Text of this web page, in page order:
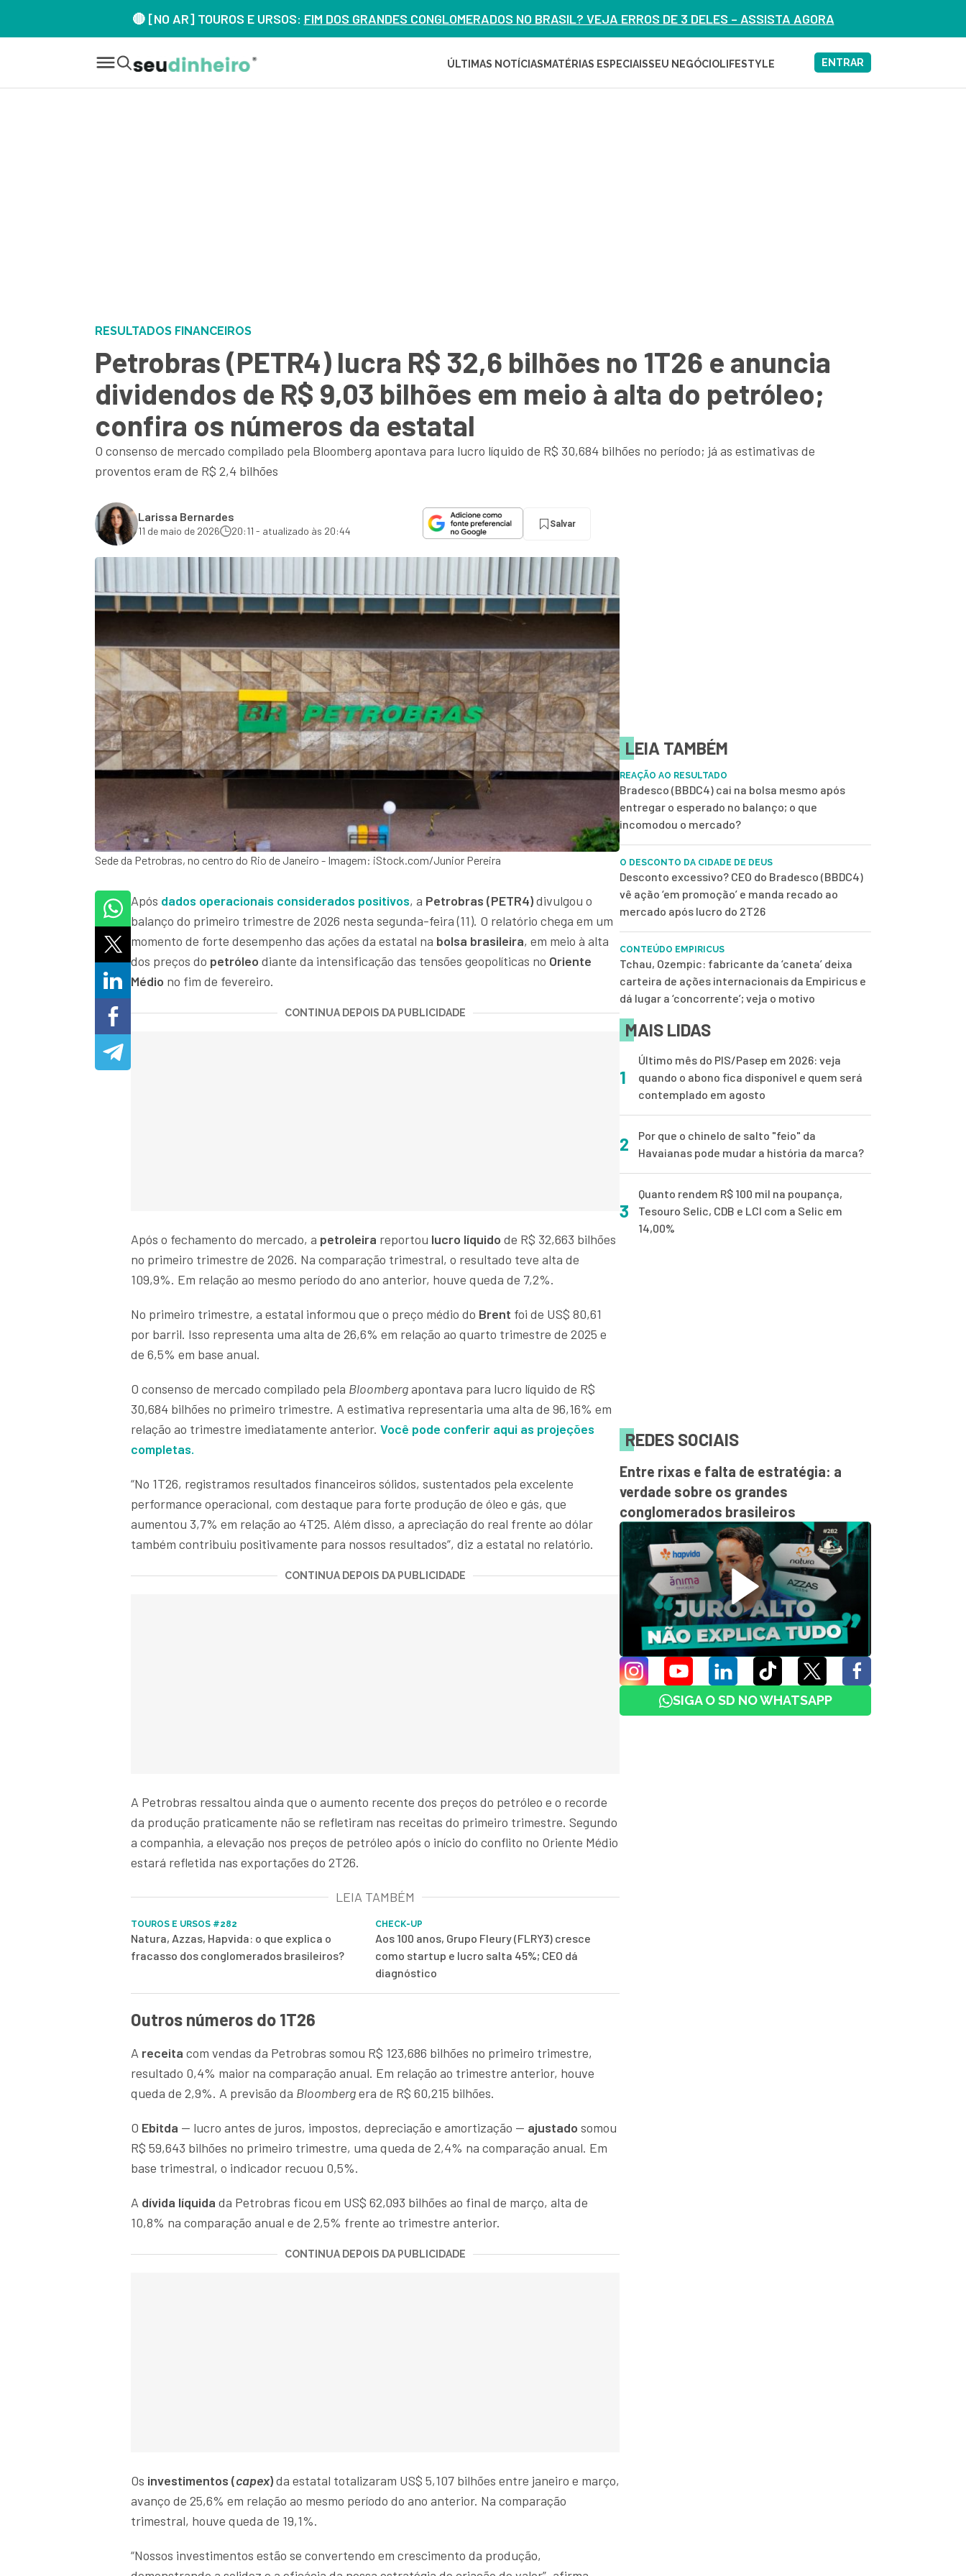
🔴 [NO AR] TOUROS E URSOS: FIM DOS GRANDES CONGLOMERADOS NO BRASIL? VEJA ERROS DE 3 DELES – ASSISTA AGORA
ÚLTIMAS NOTÍCIAS MATÉRIAS ESPECIAISSEU NEGÓCIOLIFESTYLE ENTRAR
RESULTADOS FINANCEIROS
Petrobras (PETR4) lucra R$ 32,6 bilhões no 1T26 e anuncia
dividendos de R$ 9,03 bilhões em meio à alta do petróleo;
confira os números da estatal
O consenso de mercado compilado pela Bloomberg apontava para lucro líquido de R$ 30,684 bilhões no período; já as estimativas de
proventos eram de R$ 2,4 bilhões
Larissa Bernardes
11 de maio de 2026 20:11 - atualizado às 20:44
Salvar
Sede da Petrobras, no centro do Rio de Janeiro - Imagem: iStock.com/Junior Pereira
Após dados operacionais considerados positivos, a Petrobras (PETR4)divulgou o
balanço do primeiro trimestre de 2026 nesta segunda-feira (11). O relatório chega em um
momento de forte desempenho das ações da estatal na bolsa brasileira, em meio à alta
dos preços do petróleo diante da intensificação das tensões geopolíticas no Oriente
Médio no fim de fevereiro.
CONTINUA DEPOIS DA PUBLICIDADE
Após o fechamento do mercado, a petroleira reportou lucro líquido de R$ 32,663 bilhões
no primeiro trimestre de 2026. Na comparação trimestral, o resultado teve alta de
109,9%. Em relação ao mesmo período do ano anterior, houve queda de 7,2%.
No primeiro trimestre, a estatal informou que o preço médio do Brent foi de US$ 80,61
por barril. Isso representa uma alta de 26,6% em relação ao quarto trimestre de 2025 e
de 6,5% em base anual.
O consenso de mercado compilado pela Bloombergapontava para lucro líquido de R$
30,684 bilhões no primeiro trimestre. A estimativa representaria uma alta de 96,16% em
relação ao trimestre imediatamente anterior. Você pode conferir aqui as projeções
completas.
“No 1T26, registramos resultados financeiros sólidos, sustentados pela excelente
performance operacional, com destaque para forte produção de óleo e gás, que
aumentou 3,7% em relação ao 4T25. Além disso, a apreciação do real frente ao dólar
também contribuiu positivamente para nossos resultados”, diz a estatal no relatório.
CONTINUA DEPOIS DA PUBLICIDADE
A Petrobras ressaltou ainda que o aumento recente dos preços do petróleo e o recorde
da produção praticamente não se refletiram nas receitas do primeiro trimestre. Segundo
a companhia, a elevação nos preços de petróleo após o início do conflito no Oriente Médio
estará refletida nas exportações do 2T26.
LEIA TAMBÉM
TOUROS E URSOS #282
Natura, Azzas, Hapvida: o que explica o
fracasso dos conglomerados brasileiros?
CHECK-UP
Aos 100 anos, Grupo Fleury (FLRY3) cresce
como startup e lucro salta 45%; CEO dá
diagnóstico
Outros números do 1T26
A receita com vendas da Petrobras somou R$ 123,686 bilhões no primeiro trimestre,
resultado 0,4% maior na comparação anual. Em relação ao trimestre anterior, houve
queda de 2,9%. A previsão da Bloombergera de R$ 60,215 bilhões.
O Ebitda — lucro antes de juros, impostos, depreciação e amortização — ajustado somou
R$ 59,643 bilhões no primeiro trimestre, uma queda de 2,4% na comparação anual. Em
base trimestral, o indicador recuou 0,5%.
A dívida líquida da Petrobras ficou em US$ 62,093 bilhões ao final de março, alta de
10,8% na comparação anual e de 2,5% frente ao trimestre anterior.
CONTINUA DEPOIS DA PUBLICIDADE
Os investimentos (capex)da estatal totalizaram US$ 5,107 bilhões entre janeiro e março,
avanço de 25,6% em relação ao mesmo período do ano anterior. Na comparação
trimestral, houve queda de 19,1%.
“Nossos investimentos estão se convertendo em crescimento da produção,
LEIA TAMBÉM
REAÇÃO AO RESULTADO
Bradesco (BBDC4) cai na bolsa mesmo após
entregar o esperado no balanço; o que
incomodou o mercado?
O DESCONTO DA CIDADE DE DEUS
Desconto excessivo? CEO do Bradesco (BBDC4)
vê ação ‘em promoção’ e manda recado ao
mercado após lucro do 2T26
CONTEÚDO EMPIRICUS
Tchau, Ozempic: fabricante da ‘caneta’ deixa
carteira de ações internacionais da Empiricus e
dá lugar a ‘concorrente’; veja o motivo
MAIS LIDAS
1
Último mês do PIS/Pasep em 2026: veja
quando o abono fica disponível e quem será
contemplado em agosto
2
Por que o chinelo de salto "feio" da
Havaianas pode mudar a história da marca?
3
Quanto rendem R$ 100 mil na poupança,
Tesouro Selic, CDB e LCI com a Selic em
14,00%
REDES SOCIAIS
Entre rixas e falta de estratégia: a
verdade sobre os grandes
conglomerados brasileiros
SIGA O SD NO WHATSAPP